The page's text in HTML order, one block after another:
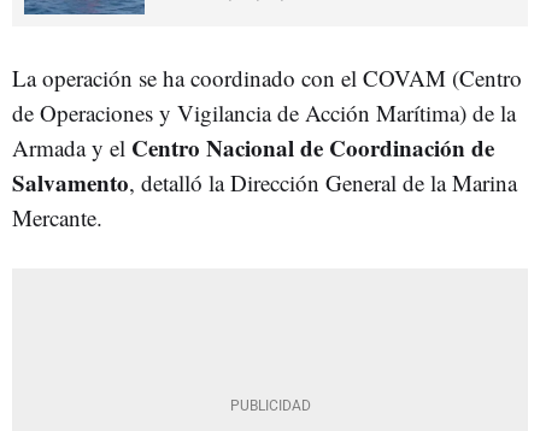
La operación se ha coordinado con el COVAM (Centro
de Operaciones y Vigilancia de Acción Marítima) de la
Armada y el Centro Nacional de Coordinación de
Salvamento, detalló la Dirección General de la Marina
Mercante.